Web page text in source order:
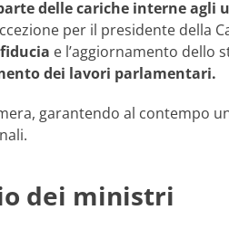
delle cariche interne agli
per il presidente della
e l’aggiornamento dello
dei lavori parlamentari.
garantendo al contempo
dei ministri